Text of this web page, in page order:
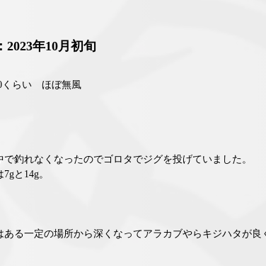
2023年10月初旬
くらい ほぼ無風
で釣れなくなったのでゴロタでジグを投げていました。
と14g。
ある一定の場所から深くなってアラカブやらキジハタが良